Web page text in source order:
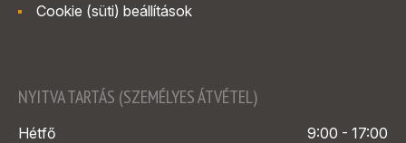
Cookie (süti) beállítások
NYITVA TARTÁS (SZEMÉLYES ÁTVÉTEL)
Hétfő
9:00 - 17:00